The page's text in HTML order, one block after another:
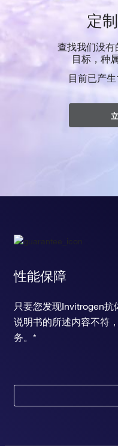
定
查找我们没
目标，种
目前已产
性能保障
只要您发现Invitrogen
说明书的所述内容不符
务。*